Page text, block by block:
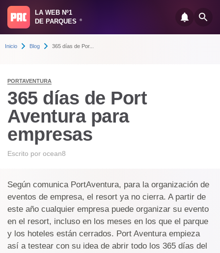
LA WEB Nº1
DE PARQUES
®
Inicio Blog 365 días de Por...
PORTAVENTURA
365 días de Port
Aventura para
empresas
Escrito por ocean8
Según comunica PortAventura, para la organización de
eventos de empresa, el resort ya no cierra. A partir de
este año cualquier empresa puede organizar su evento
en el resort, incluso en los meses en los que el parque
y los hoteles están cerrados. Port Aventura empieza
así a testear con su idea de abrir todo los 365 días del